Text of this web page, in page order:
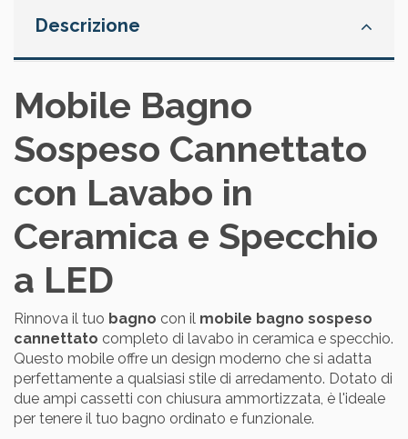
Descrizione
Mobile Bagno
Sospeso Cannettato
con Lavabo in
Ceramica e Specchio
a LED
Rinnova il tuo bagno con il mobile bagno sospeso
cannettato completo di lavabo in ceramica e specchio.
Questo mobile offre un design moderno che si adatta
perfettamente a qualsiasi stile di arredamento. Dotato di
due ampi cassetti con chiusura ammortizzata, è l'ideale
per tenere il tuo bagno ordinato e funzionale.